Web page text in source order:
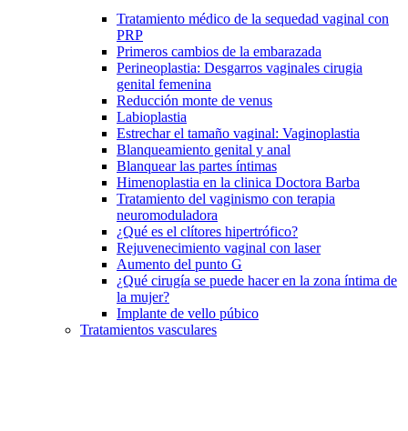
Tratamiento médico de la sequedad vaginal con
PRP
Primeros cambios de la embarazada
Perineoplastia: Desgarros vaginales cirugia
genital femenina
Reducción monte de venus
Labioplastia
Estrechar el tamaño vaginal: Vaginoplastia
Blanqueamiento genital y anal
Blanquear las partes íntimas
Himenoplastia en la clinica Doctora Barba
Tratamiento del vaginismo con terapia
neuromoduladora
¿Qué es el clítores hipertrófico?
Rejuvenecimiento vaginal con laser
Aumento del punto G
¿Qué cirugía se puede hacer en la zona íntima de
la mujer?
Implante de vello púbico
Tratamientos vasculares